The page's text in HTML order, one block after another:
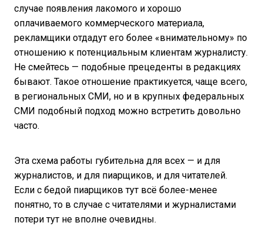
случае появления лакомого и хорошо
оплачиваемого коммерческого материала,
рекламщики отдадут его более «внимательному» по
отношению к потенциальным клиентам журналисту.
Не смейтесь — подобные прецеденты в редакциях
бывают. Такое отношение практикуется, чаще всего,
в региональных СМИ, но и в крупных федеральных
СМИ подобный подход можно встретить довольно
часто.
Эта схема работы губительна для всех — и для
журналистов, и для пиарщиков, и для читателей.
Если с бедой пиарщиков тут всё более-менее
понятно, то в случае с читателями и журналистами
потери тут не вполне очевидны.